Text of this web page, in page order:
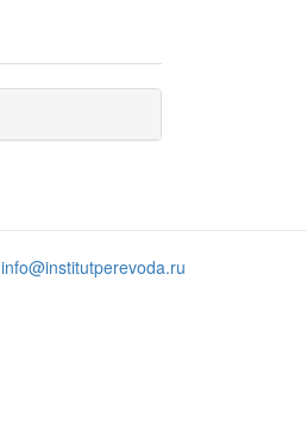
info@institutperevoda.ru